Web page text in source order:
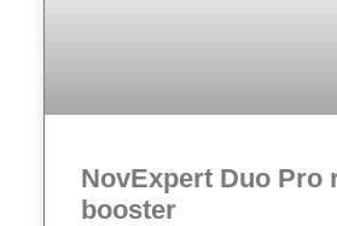
NovExpert Duo Pro
booster